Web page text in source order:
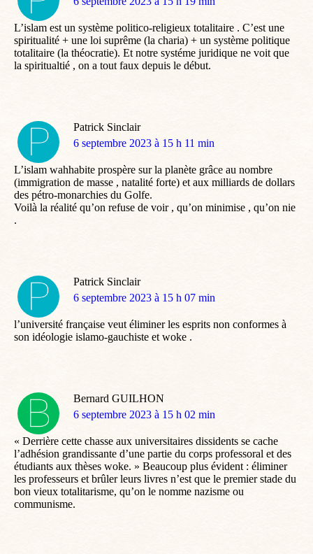
L’islam est un système politico-religieux totalitaire . C’est une
spiritualité + une loi suprême (la charia) + un système politique
totalitaire (la théocratie). Et notre systéme juridique ne voit que
la spiritualtié , on a tout faux depuis le début.
Patrick Sinclair
dit
6 septembre 2023 à 15 h 11 min
L’islam wahhabite prospère sur la planète grâce au nombre
(immigration de masse , natalité forte) et aux milliards de dollars
des pétro-monarchies du Golfe.
Voilà la réalité qu’on refuse de voir , qu’on minimise , qu’on nie
.
Patrick Sinclair
dit
6 septembre 2023 à 15 h 07 min
l’université française veut éliminer les esprits non conformes à
son idéologie islamo-gauchiste et woke .
Bernard GUILHON
dit
6 septembre 2023 à 15 h 02 min
« Derrière cette chasse aux universitaires dissidents se cache
l’adhésion grandissante d’une partie du corps professoral et des
étudiants aux thèses woke. » Beaucoup plus évident : éliminer
les professeurs et brûler leurs livres n’est que le premier stade du
bon vieux totalitarisme, qu’on le nomme nazisme ou
communisme.